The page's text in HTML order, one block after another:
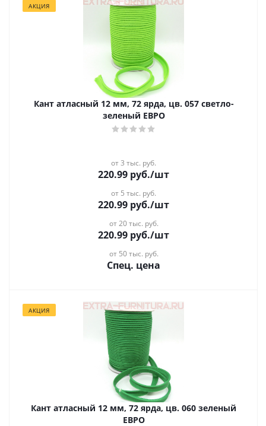
АКЦИЯ
Кант атласный 12 мм, 72 ярда, цв. 057 светло-
зеленый ЕВРО
от 3 тыс. руб.
220.99 руб./шт
от 5 тыс. руб.
220.99 руб./шт
от 20 тыс. руб.
220.99 руб./шт
от 50 тыс. руб.
Спец. цена
АКЦИЯ
Кант атласный 12 мм, 72 ярда, цв. 060 зеленый
ЕВРО